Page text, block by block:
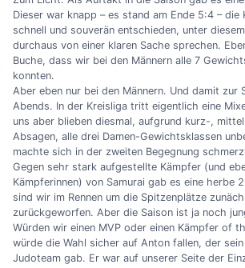
Dieser war knapp – es stand am Ende 5:4 – die
schnell und souverän entschieden, unter
durchaus von einer klaren Sache sprechen.
Buche, dass wir bei den Männern alle 7
konnten.
Aber eben nur bei den Männern. Und damit zur
Abends. In der Kreisliga tritt eigentlich eine
uns aber blieben diesmal, aufgrund kurz-,
Absagen, alle drei Damen-Gewichtsklassen
machte sich in der zweiten Begegnung
Gegen sehr stark aufgestellte Kämpfer (und
Kämpferinnen) von Samurai gab es eine herbe
sind wir im Rennen um die Spitzenplätze
zurückgeworfen. Aber die Saison ist ja noch
Würden wir einen MVP oder einen Kämpfer of
würde die Wahl sicher auf Anton fallen, der
Judoteam gab. Er war auf unserer Seite der